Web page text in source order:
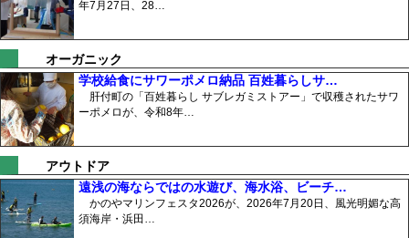
年7月27日、28…
オーガニック
学校給食にサワーポメロ納品 百姓暮らしサ…
肝付町の「百姓暮らし サブレガミストアー」で収穫されたサワ
ーポメロが、令和8年…
アウトドア
遠浅の海ならではの水遊び、海水浴、ビーチ…
かのやマリンフェスタ2026が、2026年7月20日、風光明媚な高
須海岸・浜田…